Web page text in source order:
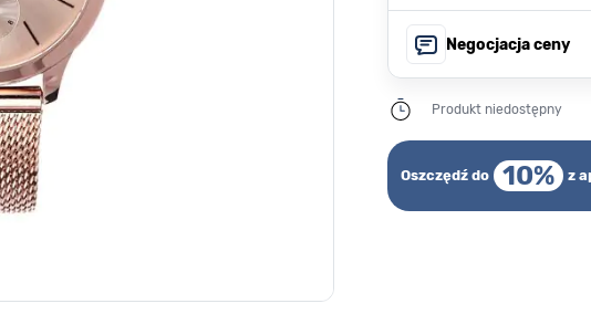
Negocjacja ceny
Produkt niedostępny
Oszczędź do 10% z